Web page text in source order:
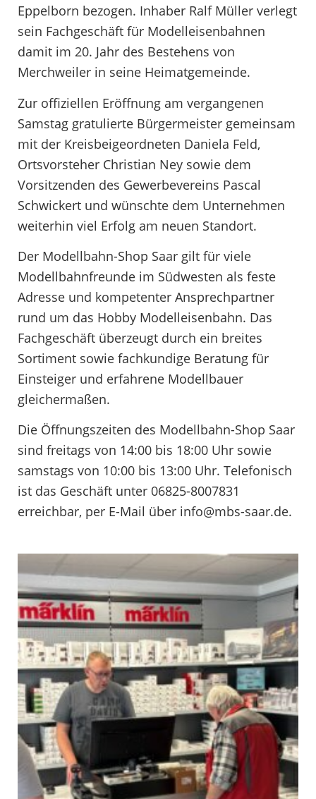
Eppelborn bezogen. Inhaber Ralf Müller verlegt
sein Fachgeschäft für Modelleisenbahnen
damit im 20. Jahr des Bestehens von
Merchweiler in seine Heimatgemeinde.
Zur offiziellen Eröffnung am vergangenen
Samstag gratulierte Bürgermeister gemeinsam
mit der Kreisbeigeordneten Daniela Feld,
Ortsvorsteher Christian Ney sowie dem
Vorsitzenden des Gewerbevereins Pascal
Schwickert und wünschte dem Unternehmen
weiterhin viel Erfolg am neuen Standort.
Der Modellbahn-Shop Saar gilt für viele
Modellbahnfreunde im Südwesten als feste
Adresse und kompetenter Ansprechpartner
rund um das Hobby Modelleisenbahn. Das
Fachgeschäft überzeugt durch ein breites
Sortiment sowie fachkundige Beratung für
Einsteiger und erfahrene Modellbauer
gleichermaßen.
Die Öffnungszeiten des Modellbahn-Shop Saar
sind freitags von 14:00 bis 18:00 Uhr sowie
samstags von 10:00 bis 13:00 Uhr. Telefonisch
ist das Geschäft unter 06825-8007831
erreichbar, per E-Mail über info@mbs-saar.de.